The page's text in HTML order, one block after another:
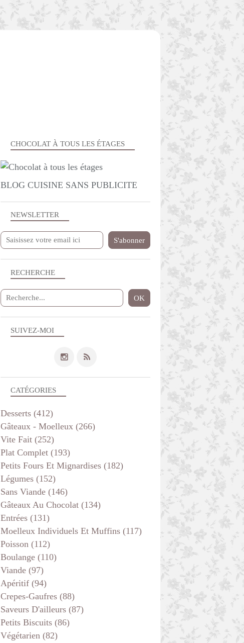
GÂTEAUX - MOELLEUX
APÉRITIF
THERMOMIX
NEWSLETTER
SUIVEZ-MOI
RECHERCHE
CHOCOLAT À TOUS LES ÉTAGES
BLOG CUISINE SANS PUBLICITE
CATÉGORIES
Desserts (412)
Gâteaux - Moelleux (266)
Vite Fait (252)
Plat Complet (193)
Petits Fours Et Mignardises (182)
Légumes (152)
Sans Viande (146)
Gâteaux Au Chocolat (134)
Entrées (131)
Moelleux Individuels Et Muffins (117)
Poisson (112)
Boulange (110)
Viande (97)
Apéritif (94)
Crepes-Gaufres (88)
Saveurs D'ailleurs (87)
Petits Biscuits (86)
Végétarien (82)